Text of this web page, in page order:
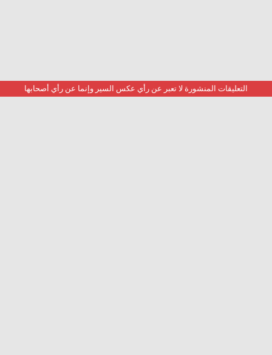
التعليقات المنشورة لا تعبر عن رأي عكس السير وإنما عن رأي أصحابها